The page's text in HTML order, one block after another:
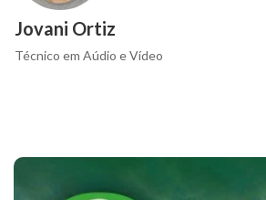
Jovani Ortiz
Técnico em Aúdio e Vídeo